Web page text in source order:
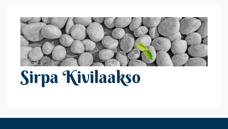
Sirpa Kivilaakso